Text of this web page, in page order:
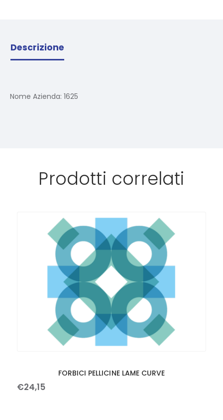
Descrizione
Nome Azienda: 1625
Prodotti correlati
FORBICI PELLICINE LAME CURVE
€24,15